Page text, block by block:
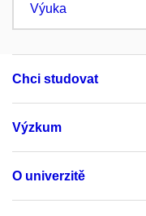
Výuka
Chci studovat
Výzkum
O univerzitě